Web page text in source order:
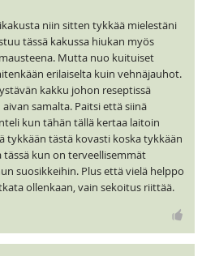
niin sitten tykkää mielestäni
tässä kakussa hiukan myös
Mutta nuo kuituiset
erilaiselta kuin vehnäjauhot.
kakku johon reseptissä
samalta. Paitsi että siinä
kun tähän tällä kertaa laitoin
tykkään tästä kovasti koska tykkään
tässä kun on terveellisemmät
suosikkeihin. Plus että vielä helppo
ollenkaan, vain sekoitus riittää.